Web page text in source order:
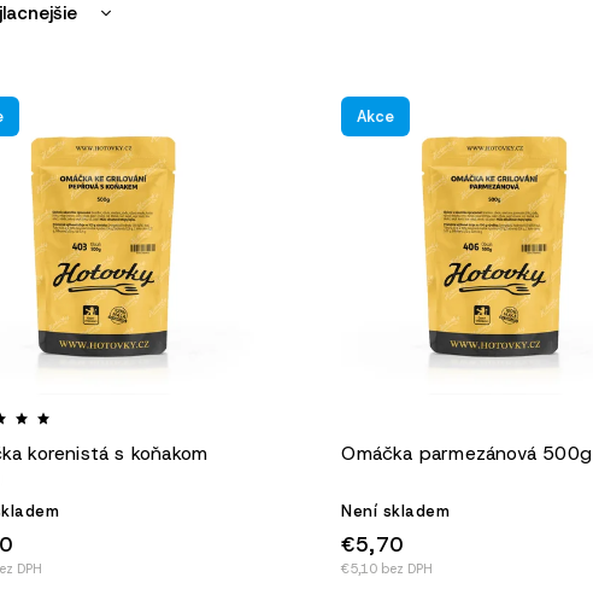
korenistá s koňakom
DPH
Akce
Omáčka parmezánová 500g
Není skladem
€5,10 bez DPH
€5,70